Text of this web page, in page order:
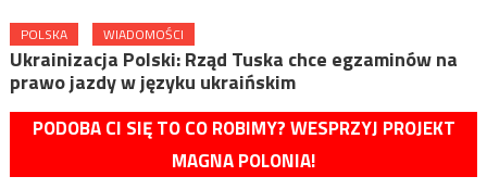
POLSKA WIADOMOŚCI
Ukrainizacja Polski: Rząd Tuska chce egzaminów na
prawo jazdy w języku ukraińskim
PODOBA CI SIĘ TO CO ROBIMY? WESPRZYJ PROJEKT
MAGNA POLONIA!